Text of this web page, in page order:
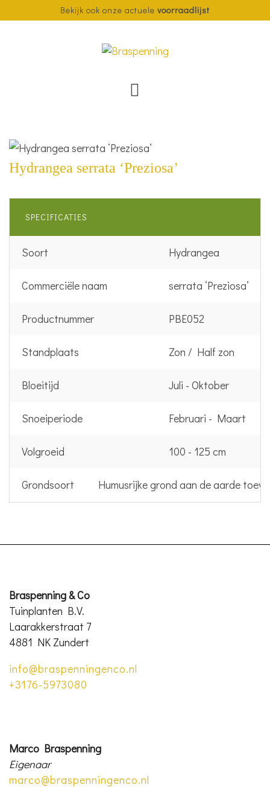
Bekijk ook onze actuele voorraadlijst
Hydrangea serrata ‘Preziosa’
SPECIFICATIES
Soort Hydrangea
Commerciële naam serrata ‘Preziosa’
Productnummer PBE052
Standplaats Zon / Half zon
Bloeitijd Juli - Oktober
Snoeiperiode Februari - Maart
Volgroeid 100 - 125 cm
Grondsoort Humusrijke grond aan de aarde
Braspenning & Co
Tuinplanten B.V.
Laarakkerstraat 7
4881 NK Zundert
info@braspenningenco.nl
+3176-5973080
Marco Braspenning
Eigenaar
marco@braspenningenco.nl